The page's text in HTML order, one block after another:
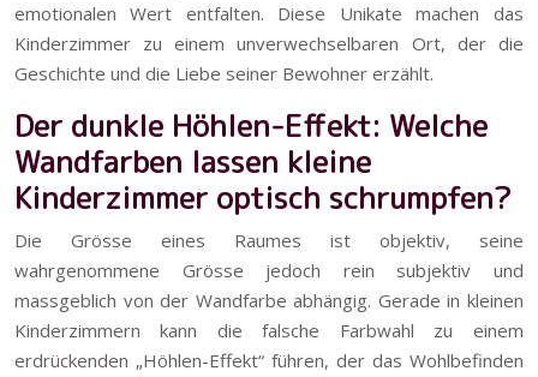
emotionalen Wert entfalten. Diese Unikate machen das
Kinderzimmer zu einem unverwechselbaren Ort, der die
Geschichte und die Liebe seiner Bewohner erzählt.
Der dunkle Höhlen-Effekt: Welche
Wandfarben lassen kleine
Kinderzimmer optisch schrumpfen?
Die Grösse eines Raumes ist objektiv, seine
wahrgenommene Grösse jedoch rein subjektiv und
massgeblich von der Wandfarbe abhängig. Gerade in kleinen
Kinderzimmern kann die falsche Farbwahl zu einem
erdrückenden „Höhlen-Effekt“ führen, der das Wohlbefinden